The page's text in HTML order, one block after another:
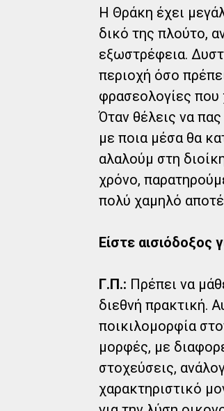
Η Θράκη έχει
δικό της πλούτο,
εξωστρέφεια.
περιοχή όσο
φρασεολογίες που
Όταν θέλεις να
με ποια μέσα θα
αλαλούμ στη
χρόνο,
πολύ χαμηλό
Είστε
Γ.Π.: Πρέπει να
διεθνή πρακτική.
ποικιλομορφία
μορφές, με
στοχεύσεις,
χαρακτηριστικό